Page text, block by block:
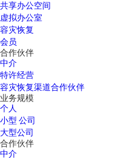
共享办公空间
虚拟办公室
容灾恢复
会员
合作伙伴
中介
特许经营
容灾恢复渠道合作伙伴
业务规模
个人
小型 公司
大型公司
合作伙伴
中介